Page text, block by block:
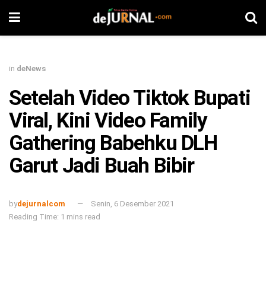
in deNews
Setelah Video Tiktok Bupati
Viral, Kini Video Family
Gathering Babehku DLH
Garut Jadi Buah Bibir
bydejurnalcom
Senin, 6 Desember 2021
Reading Time: 1 mins read